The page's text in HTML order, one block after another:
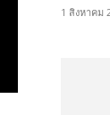
1 สิงหาคม